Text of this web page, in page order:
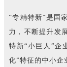
“专精特新”是国
力，不断提升发
特新“小巨人”企
化”特征的中小企